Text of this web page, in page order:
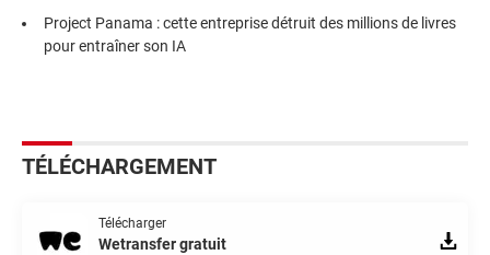
Project Panama : cette entreprise détruit des millions de livres
pour entraîner son IA
TÉLÉCHARGEMENT
Télécharger
Wetransfer gratuit